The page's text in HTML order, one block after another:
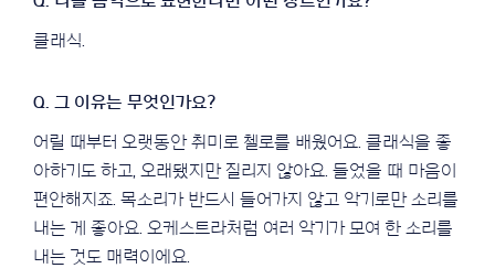
클래식.
어릴 때부터 오랫동안 취미로 첼로를 배웠어요. 클래식을 좋
아하기도 하고, 오래됐지만 질리지 않아요. 들었을 때 마음이
편안해지죠. 목소리가 반드시 들어가지 않고 악기로만 소리를
내는 게 좋아요. 오케스트라처럼 여러 악기가 모여 한 소리를
내는 것도 매력이에요.